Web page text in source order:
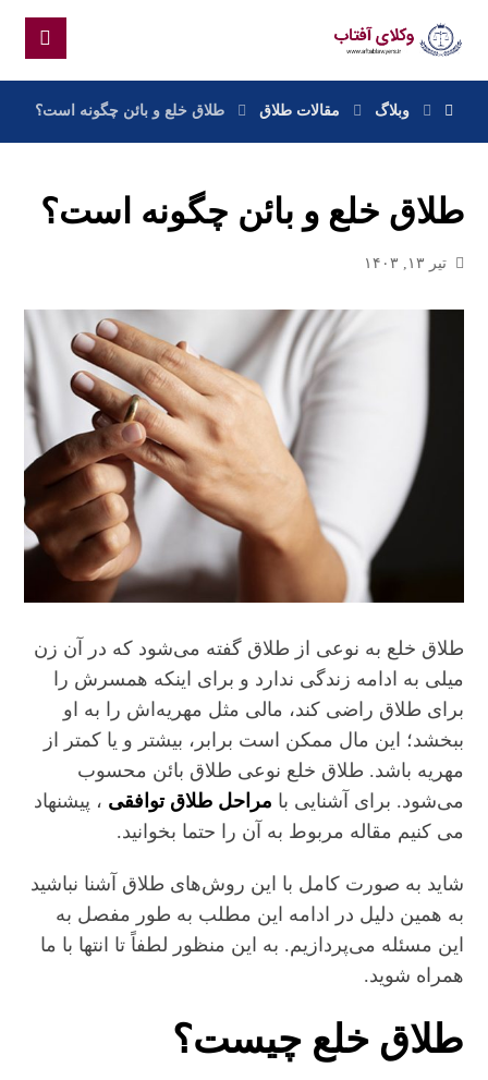
وبلاگ مقالات طلاق طلاق خلع و بائن چگونه است؟
طلاق خلع و بائن چگونه است؟
تیر ۱۳, ۱۴۰۳
طلاق خلع به نوعی از طلاق گفته می‌شود که در آن زن
میلی به ادامه زندگی ندارد و برای اینکه همسرش را
برای طلاق راضی کند، مالی مثل مهریه‌اش را به او
ببخشد؛ این مال ممکن است برابر، بیشتر و یا کمتر از
مهریه باشد. طلاق خلع نوعی طلاق بائن محسوب
می‌شود. برای آشنایی با مراحل طلاق توافقی ، پیشنهاد
می کنیم مقاله مربوط به آن را حتما بخوانید.
شاید به صورت کامل با این روش‌های طلاق آشنا نباشید
به همین دلیل در ادامه این مطلب به طور مفصل به
این مسئله می‌پردازیم. به این منظور لطفاً تا انتها با ما
همراه شوید.
طلاق خلع چیست؟